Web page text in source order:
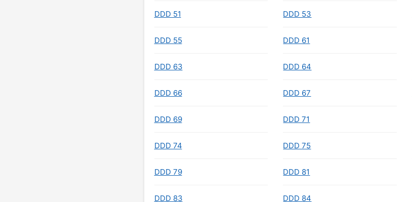
DDD 51 DDD 53
DDD 55 DDD 61
DDD 63 DDD 64
DDD 66 DDD 67
DDD 69 DDD 71
DDD 74 DDD 75
DDD 79 DDD 81
DDD 83 DDD 84